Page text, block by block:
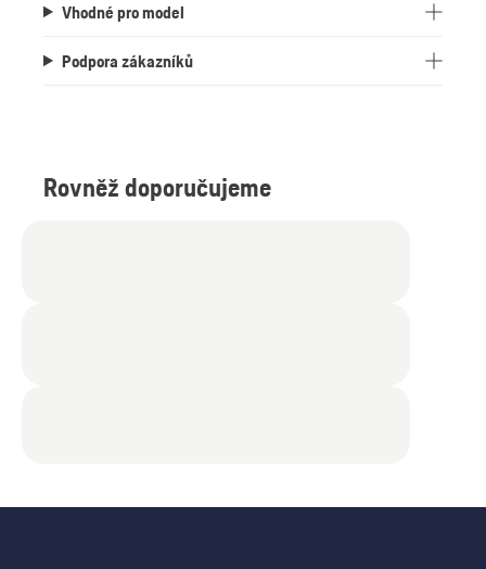
Vhodné pro model
Podpora zákazníků
Rovněž doporučujeme